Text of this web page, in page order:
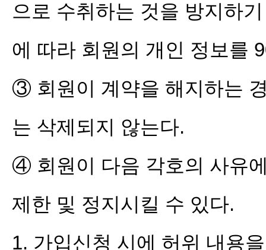
으로 수취하는 것을 방지하
에 따라 회원의 개인 정보를
③ 회원이 계약을 해지하는
는 삭제되지 않는다.
④ 회원이 다음 각호의 사유
제한 및 정지시킬 수 있다.
1. 가입신청 시에 허위 내용